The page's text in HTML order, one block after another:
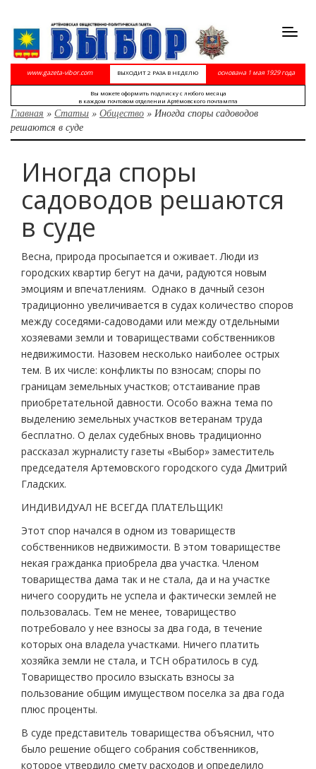
www.gazeta-vibor.com ВЫХОДИТ 2 РАЗА В НЕДЕЛЮ основана 1 мая 1929 года
Вы можете оформить подписку с любого месяца
в каждом почтовом отделении Артёмовского почтампта
Главная » Статьи » Общество » Иногда споры садоводов
решаются в суде
Иногда споры
садоводов решаются
в суде
Весна, природа просыпается и оживает. Люди из
городских квартир бегут на дачи, радуются новым
эмоциям и впечатлениям. Однако в дачный сезон
традиционно увеличивается в судах количество споров
между соседями-садоводами или между отдельными
хозяевами земли и товариществами собственников
недвижимости. Назовем несколько наиболее острых
тем. В их числе: конфликты по взносам; споры по
границам земельных участков; отстаивание прав
приобретательной давности. Особо важна тема по
выделению земельных участков ветеранам труда
бесплатно. О делах судебных вновь традиционно
рассказал журналисту газеты «Выбор» заместитель
председателя Артемовского городского суда Дмитрий
Гладских.
ИНДИВИДУАЛ НЕ ВСЕГДА ПЛАТЕЛЬЩИК!
Этот спор начался в одном из товариществ
собственников недвижимости. В этом товариществе
некая гражданка приобрела два участка. Членом
товарищества дама так и не стала, да и на участке
ничего соорудить не успела и фактически землей не
пользовалась. Тем не менее, товарищество
потребовало у нее взносы за два года, в течение
которых она владела участками. Ничего платить
хозяйка земли не стала, и ТСН обратилось в суд.
Товарищество просило взыскать взносы за
пользование общим имуществом поселка за два года
плюс проценты.
В суде представитель товарищества объяснил, что
было решение общего собрания собственников,
которое утвердило смету расходов и определило